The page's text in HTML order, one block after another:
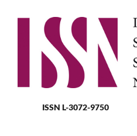
ISSN L-3072-9750